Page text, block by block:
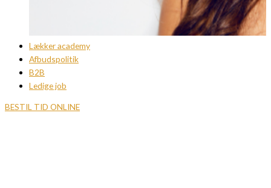
Lækker academy
Afbudspolitik
B2B
Ledige job
BESTIL TID ONLINE